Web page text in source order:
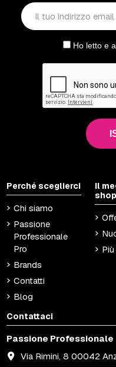
Ho letto e
Perché sceglierci
Chi siamo
Passione
Professionale
Pro
Brands
Contatti
Blog
Il
shop
Contattaci
Passione Professionale
Via Rimini, 8 00042